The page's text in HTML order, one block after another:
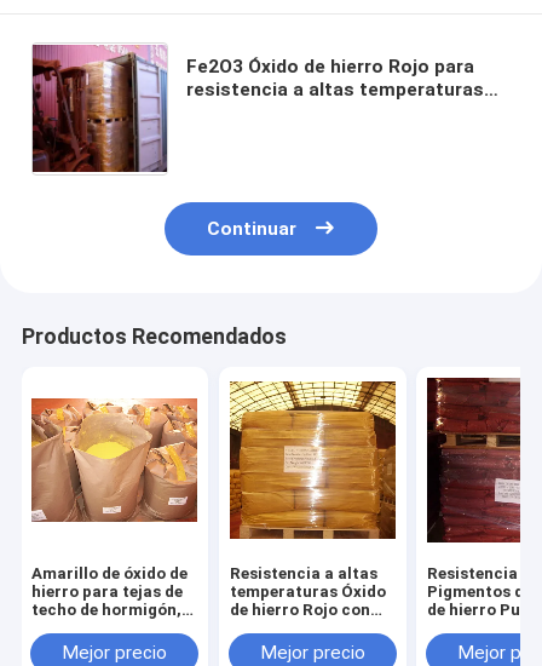
Fe2O3 Óxido de hierro Rojo para
resistencia a altas temperaturas
Continuar
Productos Recomendados
Amarillo de óxido de
hierro para tejas de
techo de hormigón,
plásticos y
Mejor precio
Resistencia a altas
temperaturas Óxido
de hierro Rojo con
hasta 1000 °C
Mejor precio
Resistencia
Pigmentos de
de hierro
α-Fe2O3 Clase
Mejor